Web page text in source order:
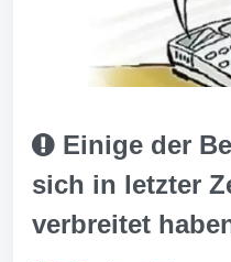
Einige der
sich in letzter
verbreitet